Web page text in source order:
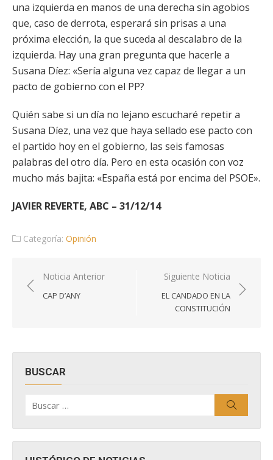
una izquierda en manos de una derecha sin agobios
que, caso de derrota, esperará sin prisas a una
próxima elección, la que suceda al descalabro de la
izquierda. Hay una gran pregunta que hacerle a
Susana Díez: «Sería alguna vez capaz de llegar a un
pacto de gobierno con el PP?
Quién sabe si un día no lejano escucharé repetir a
Susana Díez, una vez que haya sellado ese pacto con
el partido hoy en el gobierno, las seis famosas
palabras del otro día. Pero en esta ocasión con voz
mucho más bajita: «España está por encima del PSOE».
JAVIER REVERTE, ABC – 31/12/14
Categoría: Opinión
Navegación
de
Noticia Anterior
CAP D’ANY
Siguiente Noticia
EL CANDADO EN LA
CONSTITUCIÓN
BUSCAR
por: